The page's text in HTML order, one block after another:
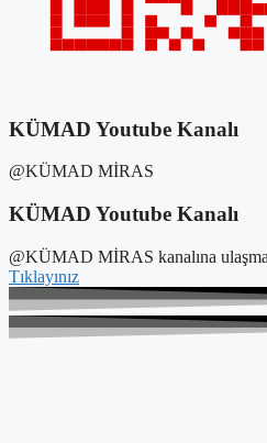
KÜMAD Youtube Kanalı
@KÜMAD MİRAS
KÜMAD Youtube Kanalı
@KÜMAD MİRAS kanalına
Tıklayınız